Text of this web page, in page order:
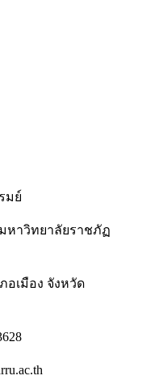
มย์
หาวิทยาลัยราชภัฏ
อเมือง จังหวัด